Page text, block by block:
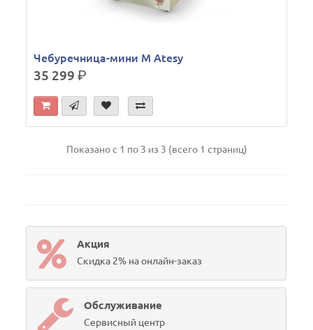
Чебуречница-мини М Atesy
35 299р.
Показано с 1 по 3 из 3 (всего 1 страниц)
Акция
Скидка 2% на онлайн-заказ
Обслуживание
Сервисный центр